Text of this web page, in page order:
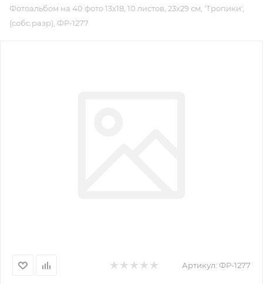
Фотоальбом на 40 фото 13х18, 10 листов, 23x29 см, 'Тропики',
(собс.разр), ФР-1277
Артикул: ФР-1277